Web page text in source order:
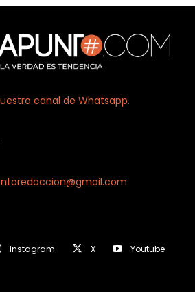
canal de Whatsapp.
Instagram X Youtube